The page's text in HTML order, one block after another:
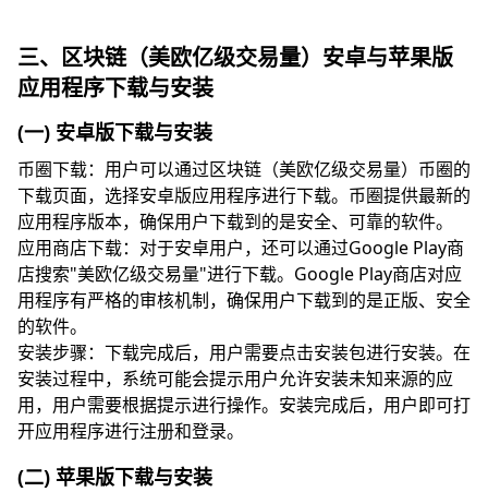
三、区块链（美欧亿级交易量）安卓与苹果版
应用程序下载与安装
(一) 安卓版下载与安装
币圈下载：用户可以通过区块链（美欧亿级交易量）币圈的
下载页面，选择安卓版应用程序进行下载。币圈提供最新的
应用程序版本，确保用户下载到的是安全、可靠的软件。
应用商店下载：对于安卓用户，还可以通过Google Play商
店搜索"美欧亿级交易量"进行下载。Google Play商店对应
用程序有严格的审核机制，确保用户下载到的是正版、安全
的软件。
安装步骤：下载完成后，用户需要点击安装包进行安装。在
安装过程中，系统可能会提示用户允许安装未知来源的应
用，用户需要根据提示进行操作。安装完成后，用户即可打
开应用程序进行注册和登录。
(二) 苹果版下载与安装